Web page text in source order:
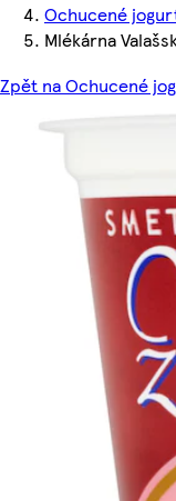
Ochucené
Mlékárna
Zpět na Ochucené